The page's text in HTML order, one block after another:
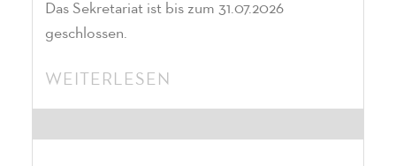
Das Sekretariat ist bis zum 31.07.2026
geschlossen.
WEITERLESEN